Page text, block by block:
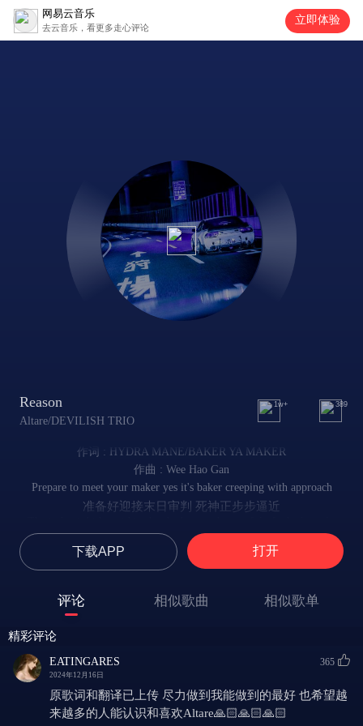
网易云音乐
去云音乐，看更多走心评论
立即体验
Reason
Altare/DEVILISH TRIO
1w+ 389
作词 : HYDRA MANE/BAKER YA MAKER
作曲 : Wee Hao Gan
Prepare to meet your maker yes it's baker creeping with approach
准备好迎接末日审判 死神正步步逼近
阴影之中潜伏的法官 窥探着你的每一句话语
Fear the sight it comes at night
恐惧在夜幕降临时来袭
森林深处 恶灵栖息
In the marrow of this sickness
病态的骨髓里 腐朽滋生
下载APP 打开
评论 相似歌曲 相似歌单
精彩评论
EATINGARES
2024年12月16日
365
原歌词和翻译已上传 尽力做到我能做到的最好 也希望越
来越多的人能认识和喜欢Altare🙏🏻🙏🏻🙏🏻